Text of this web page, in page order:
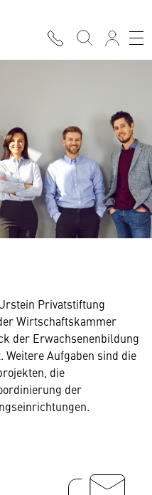
Privatstiftung
Wirtschaftskammer
der Erwachsenenbildung
Aufgaben sind die
die
der